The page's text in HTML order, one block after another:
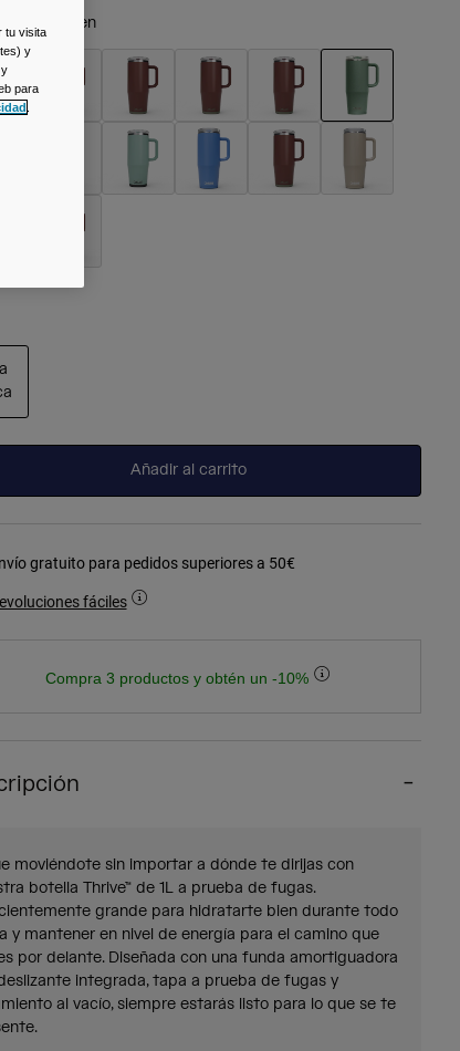
Moss Green
seleccionado
Añadir al carrito
gratuito para pedidos superiores a 50€
fáciles
Compra 3 productos y obtén un -10%
moviéndote sin importar a dónde te dirijas con
botella Thrive™ de 1L a prueba de fugas.
grande para hidratarte bien durante todo
y mantener en nivel de energía para el camino que
por delante. Diseñada con una funda amortiguadora
integrada, tapa a prueba de fugas y
al vacío, siempre estarás listo para lo que se te
tu visita
y
para